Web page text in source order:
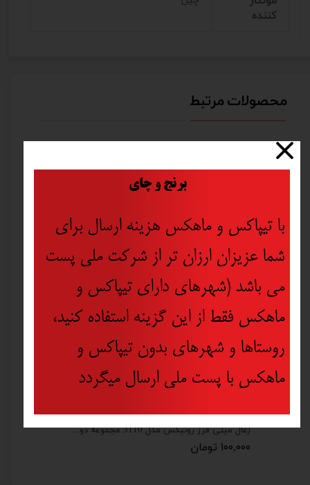
کننده
محصولات مرتبط
زغال مینی فرز رونیکس مدل 3110 مجموعه دو عددی
۱۰۰,۰۰۰ تومان
ذغال سعید دریل رونیکس مدل 2220 مجموعه دو عددی
برنج و چای
با تیپاکس و ماهکس هزینه ارسال برای
شما عزیزان ارزان تر از شرکت ملی پست
می باشد (شهرهای دارای تیپاکس و
ماهکس فقط از این گزینه استفاده کنید،
روستاها و شهرهای بدون تیپاکس و
ماهکس با پست ملی ارسال میگردد